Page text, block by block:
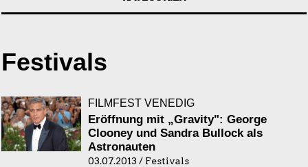
Festivals
FILMFEST VENEDIG
Eröffnung mit „Gravity": George
Clooney und Sandra Bullock als
Astronauten
03.07.2013 / Festivals